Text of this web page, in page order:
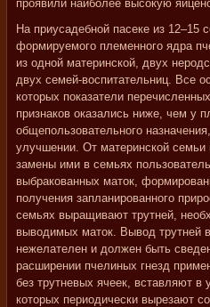
проявили наиболее высокую
На приусадебной пасеке из 12–15
формируемого племенного ядра
из одной материнской, двух
двух семей-воспитательниц. Все
которых показатели
признаков оказались ниже, чем у
общепользовательного
улучшении. Oт материнской
замены ими в семьях
выбракованных маток,
получения запланированного
семьях выращивают трутней,
выводимых маток. Вывод трутней
нежелателен и должен быть
расширении пчелиных гнезд
без трутневых ячеек, вставляют в
которых периодически вырезают